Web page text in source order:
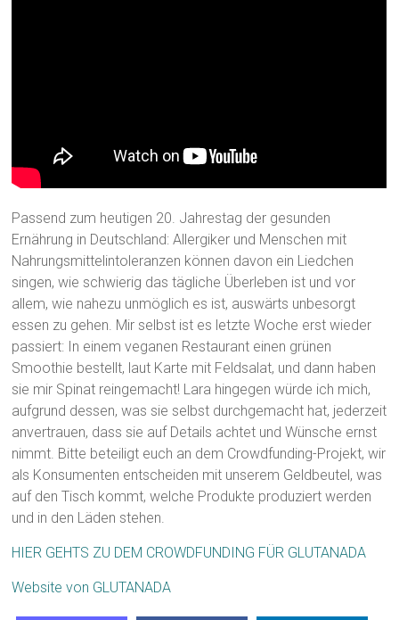
Passend zum heutigen 20. Jahrestag der gesunden
Ernährung in Deutschland: Allergiker und Menschen mit
Nahrungsmittelintoleranzen können davon ein Liedchen
singen, wie schwierig das tägliche Überleben ist und vor
allem, wie nahezu unmöglich es ist, auswärts unbesorgt
essen zu gehen. Mir selbst ist es letzte Woche erst wieder
passiert: In einem veganen Restaurant einen grünen
Smoothie bestellt, laut Karte mit Feldsalat, und dann haben
sie mir Spinat reingemacht! Lara hingegen würde ich mich,
aufgrund dessen, was sie selbst durchgemacht hat, jederzeit
anvertrauen, dass sie auf Details achtet und Wünsche ernst
nimmt. Bitte beteiligt euch an dem Crowdfunding-Projekt, wir
als Konsumenten entscheiden mit unserem Geldbeutel, was
auf den Tisch kommt, welche Produkte produziert werden
und in den Läden stehen.
HIER GEHTS ZU DEM CROWDFUNDING FÜR GLUTANADA
Website von GLUTANADA